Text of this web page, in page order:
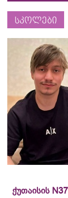
სკოლები
ქუთაისის